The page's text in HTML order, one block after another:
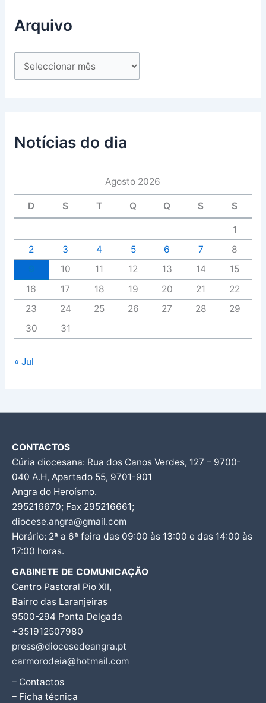
Arquivo
Notícias do dia
Agosto 2026
D S T Q Q S S
1
2
3 4 5 6 7
8
10 11 12 13 14
15
16
17 18 19 20 21
22
23
24 25 26 27 28
29
30
31
« Jul
CONTACTOS
Cúria diocesana: Rua dos Canos Verdes, 127 – 9700-
040 A.H, Apartado 55, 9701-901
Angra do Heroísmo.
295216670; Fax 295216661;
diocese.angra@gmail.com
Horário: 2ª a 6ª feira das 09:00 às 13:00 e das 14:00 às
17:00 horas.
GABINETE DE COMUNICAÇÃO
Centro Pastoral Pio XII,
Bairro das Laranjeiras
9500-294 Ponta Delgada
+351912507980
press@diocesedeangra.pt
carmorodeia@hotmail.com
– Contactos
– Ficha técnica